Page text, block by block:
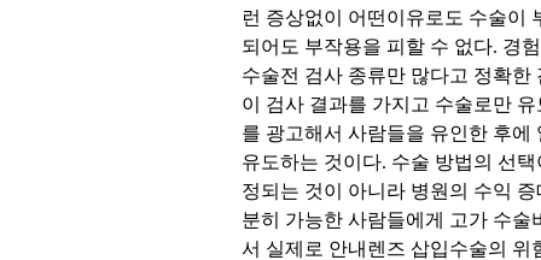
런 증상없이 어떤이유로도 수술이
되어도 부작용을 피할 수 없다. 경
수술전 검사 종류만 많다고 정확한
이 검사 결과를 가지고 수술로만
를 광고해서 사람들을 유인한 후
유도하는 것이다. 수술 방법의 선
정되는 것이 아니라 병원의 수익
분히 가능한 사람들에게 고가 수
서 실제로 안내렌즈 삽입수술의